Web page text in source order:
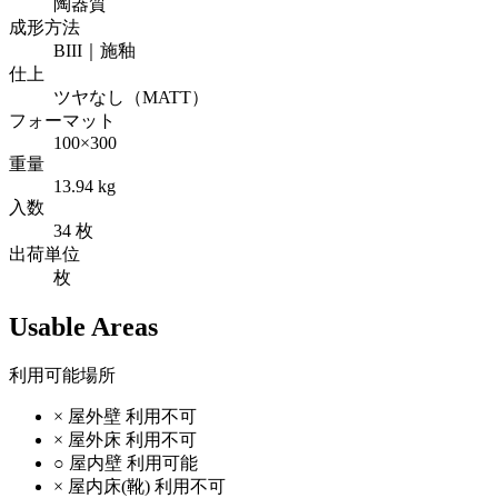
陶器質
成形方法
BIII｜施釉
仕上
ツヤなし（MATT）
フォーマット
100×300
重量
13.94 kg
入数
34 枚
出荷単位
枚
Usable Areas
利用可能場所
× 屋外壁 利用不可
× 屋外床 利用不可
○ 屋内壁 利用可能
× 屋内床(靴) 利用不可